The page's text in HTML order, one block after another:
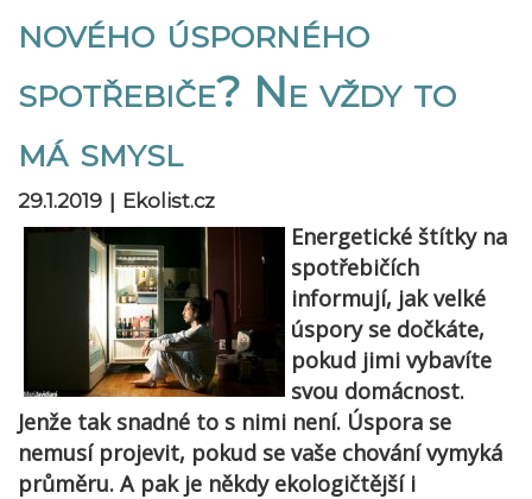
nového úsporného
spotřebiče? Ne vždy to
má smysl
29.1.2019 | Ekolist.cz
Energetické štítky na
spotřebičích
informují, jak velké
úspory se dočkáte,
pokud jimi vybavíte
svou domácnost.
Jenže tak snadné to s nimi není. Úspora se
nemusí projevit, pokud se vaše chování vymyká
průměru. A pak je někdy ekologičtější i